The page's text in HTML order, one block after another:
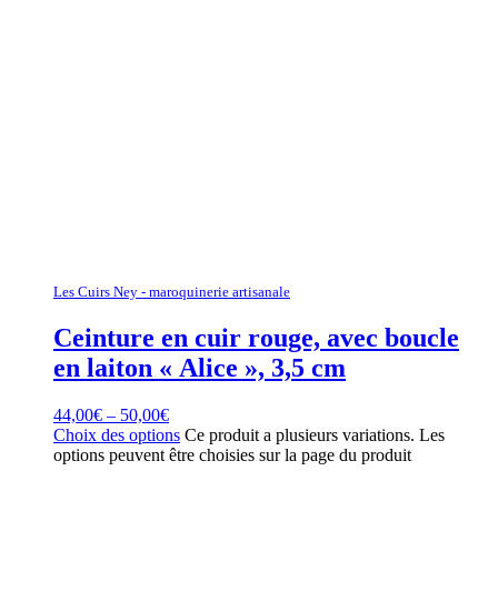
Les Cuirs Ney - maroquinerie artisanale
Ceinture en cuir rouge, avec boucle
en laiton « Alice », 3,5 cm
44,00€ – 50,00€
Choix des options Ce produit a plusieurs variations. Les
options peuvent être choisies sur la page du produit